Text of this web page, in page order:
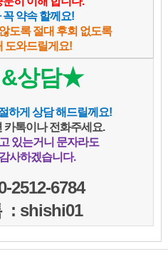
약속 할께요!
도록 절대 후회 없도록
도와드릴게요!
상담★
하게 상담 해드릴께요!
카톡이나 전화주세요.
있는거니 문자라도
사하겠습니다.
2512-6784
: shishi01